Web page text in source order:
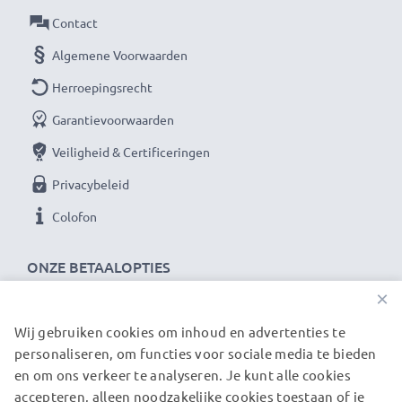
ONZE BETAALOPTIES
Contact
Algemene Voorwaarden
Herroepingsrecht
Garantievoorwaarden
Veiligheid & Certificeringen
Privacybeleid
Colofon
ONZE VERZENDPARTNERS
×
Wij gebruiken cookies om inhoud en advertenties te
personaliseren, om functies voor sociale media te bieden
en om ons verkeer te analyseren. Je kunt alle cookies
accepteren, alleen noodzakelijke cookies toestaan of je